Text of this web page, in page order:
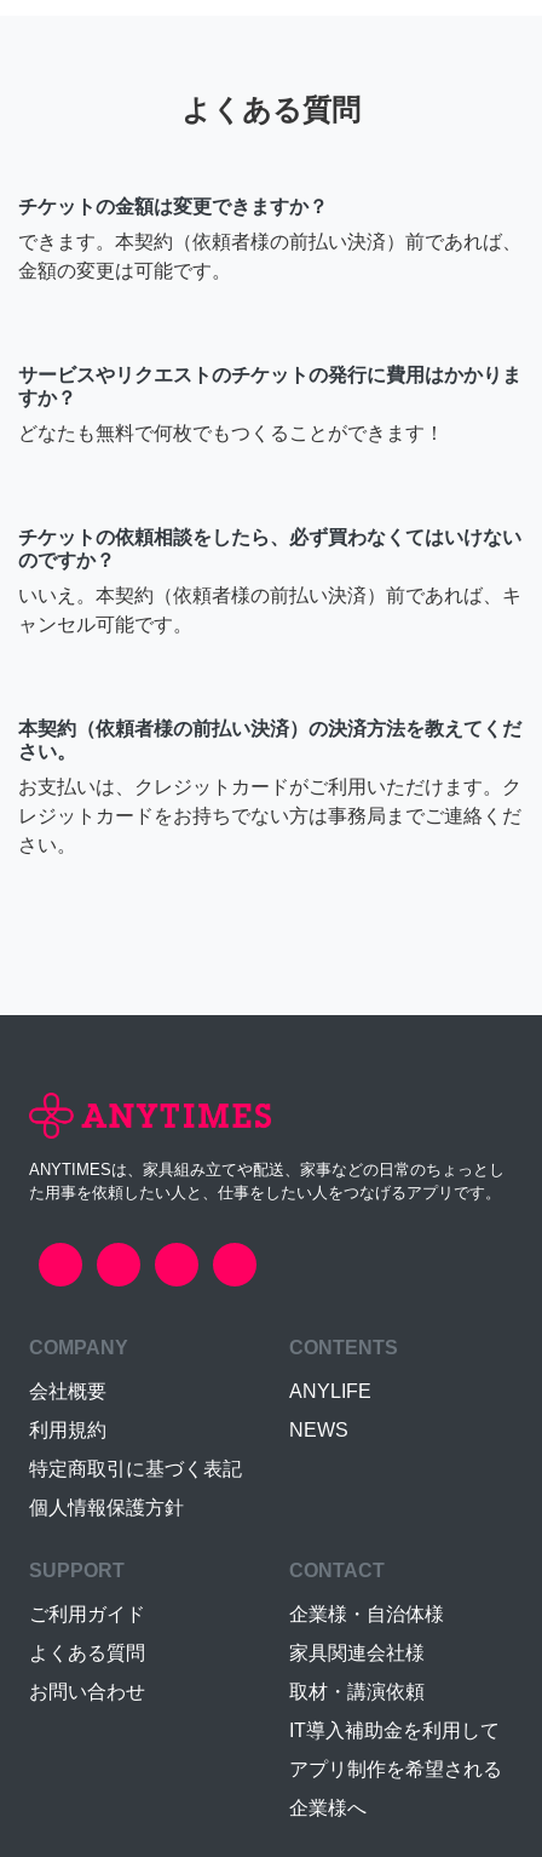
よくある質問
チケットの金額は変更できますか？
できます。本契約（依頼者様の前払い決済）前であれば、
金額の変更は可能です。
サービスやリクエストのチケットの発行に費用はかかりま
すか？
どなたも無料で何枚でもつくることができます！
チケットの依頼相談をしたら、必ず買わなくてはいけない
のですか？
いいえ。本契約（依頼者様の前払い決済）前であれば、キ
ャンセル可能です。
本契約（依頼者様の前払い決済）の決済方法を教えてくだ
さい。
お支払いは、クレジットカードがご利用いただけます。ク
レジットカードをお持ちでない方は事務局までご連絡くだ
さい。
ANYTIMESは、家具組み立てや配送、家事などの日常のちょっとし
た用事を依頼したい人と、仕事をしたい人をつなげるアプリです。
COMPANY
会社概要
利用規約
特定商取引に基づく表記
個人情報保護方針
CONTENTS
ANYLIFE
NEWS
SUPPORT
ご利用ガイド
よくある質問
お問い合わせ
CONTACT
企業様・自治体様
家具関連会社様
取材・講演依頼
IT導入補助金を利用して
アプリ制作を希望される
企業様へ